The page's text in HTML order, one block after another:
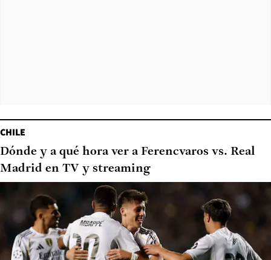
CHILE
Dónde y a qué hora ver a Ferencvaros vs. Real
Madrid en TV y streaming